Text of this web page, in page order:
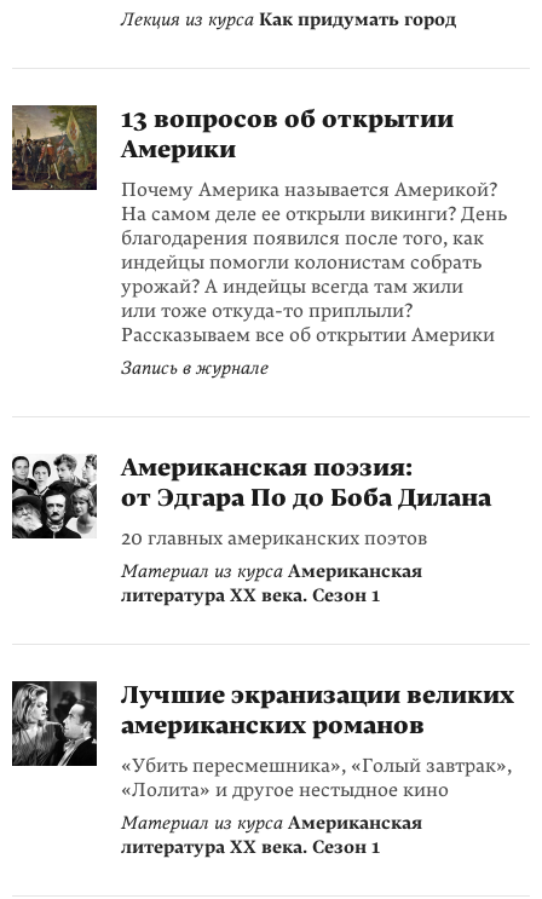
Лекция из курса Как придумать город
13 вопросов об открытии
Америки
Почему Америка называется Америкой?
На самом деле ее открыли викинги? День
благодарения появился после того, как
индейцы помогли колонистам собрать
урожай? А индейцы всегда там жили
или тоже откуда-то приплыли?
Рассказываем все об открытии Америки
Запись в журнале
Американская поэзия:
от Эдгара По до Боба Дилана
20 главных американских поэтов
Материал из курса Американская
литература XX века. Сезон 1
Лучшие экранизации великих
американских романов
«Убить пересмешника», «Голый завтрак»,
«Лолита» и другое нестыдное кино
Материал из курса Американская
литература XX века. Сезон 1